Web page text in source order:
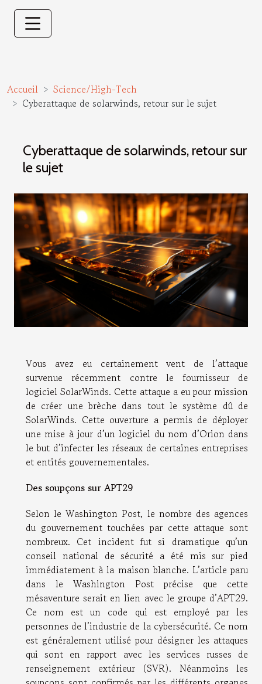
Accueil
Science/High-Tech
Cyberattaque de solarwinds, retour sur le sujet
Cyberattaque de solarwinds, retour sur
le sujet
Vous avez eu certainement vent de l’attaque
survenue récemment contre le fournisseur de
logiciel SolarWinds. Cette attaque a eu pour mission
de créer une brèche dans tout le système dû de
SolarWinds. Cette ouverture a permis de déployer
une mise à jour d’un logiciel du nom d’Orion dans
le but d’infecter les réseaux de certaines entreprises
et entités gouvernementales.
Des soupçons sur APT29
Selon le Washington Post, le nombre des agences
du gouvernement touchées par cette attaque sont
nombreux. Cet incident fut si dramatique qu’un
conseil national de sécurité a été mis sur pied
immédiatement à la maison blanche. L’article paru
dans le Washington Post précise que cette
mésaventure serait en lien avec le groupe d’APT29.
Ce nom est un code qui est employé par les
personnes de l’industrie de la cybersécurité. Ce nom
est généralement utilisé pour désigner les attaques
qui sont en rapport avec les services russes de
renseignement extérieur (SVR). Néanmoins les